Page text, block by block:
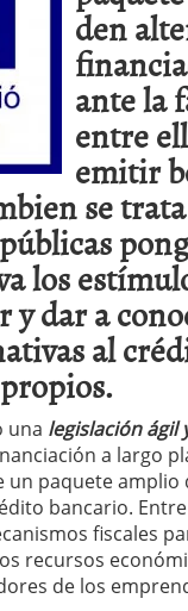
den
ante la
entre
emitir
se
los
dar a
al
una legislación ágil
a largo
paquete amplio
bancario.
fiscales
recursos
de los